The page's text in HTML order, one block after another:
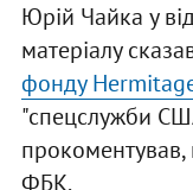
Юрій Чайка у
матеріалу
фонду
"спецслужби
ФБК.